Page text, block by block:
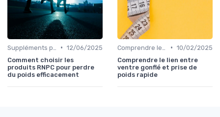
• 12/06/2025
Comment choisir les
produits RNPC pour perdre
du poids efficacement
• 10/02/2025
Comprendre le lien entre
ventre gonflé et prise de
poids rapide